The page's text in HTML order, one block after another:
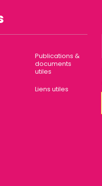
Publications &
documents
utiles
Liens utiles